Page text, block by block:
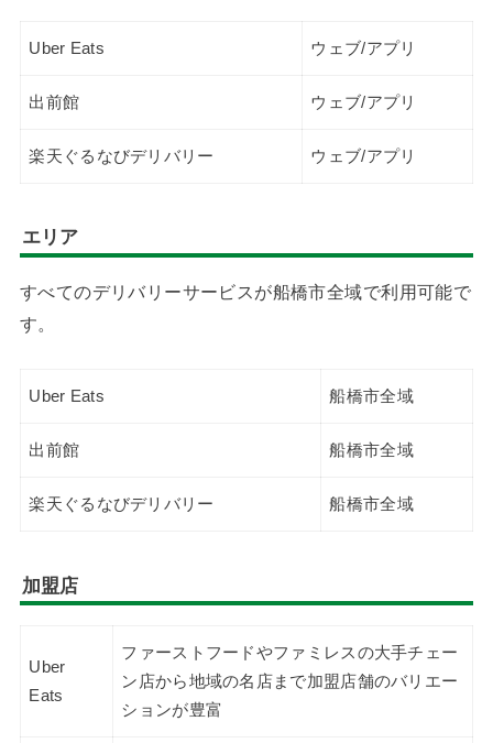
Uber Eats ウェブ/アプリ
出前館 ウェブ/アプリ
楽天ぐるなびデリバリー ウェブ/アプリ
エリア
すべてのデリバリーサービスが船橋市全域で利用可能で
す。
Uber Eats 船橋市全域
出前館 船橋市全域
楽天ぐるなびデリバリー 船橋市全域
加盟店
Uber
Eats
ファーストフードやファミレスの大手チェー
ン店から地域の名店まで加盟店舗のバリエー
ションが豊富